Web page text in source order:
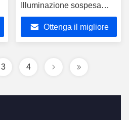
Illuminazione sospesa
lineare commerciale
Ottenga il migliore
3 4